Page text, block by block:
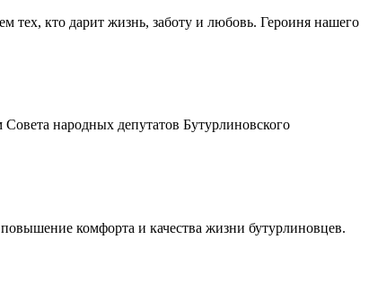
тех, кто дарит жизнь, заботу и любовь. Героиня нашего
народных депутатов Бутурлиновского
комфорта и качества жизни бутурлиновцев.